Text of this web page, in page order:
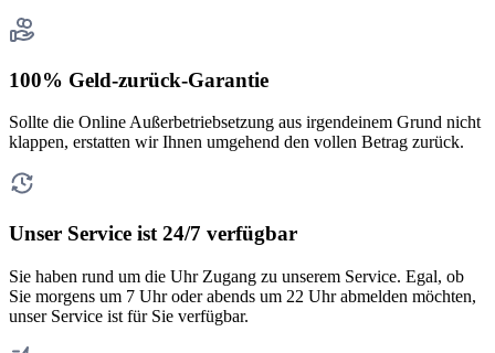
100% Geld-zurück-Garantie
Sollte die Online Außerbetriebsetzung aus irgendeinem Grund nicht
klappen, erstatten wir Ihnen umgehend den vollen Betrag zurück.
Unser Service ist 24/7 verfügbar
Sie haben rund um die Uhr Zugang zu unserem Service. Egal, ob
Sie morgens um 7 Uhr oder abends um 22 Uhr abmelden möchten,
unser Service ist für Sie verfügbar.